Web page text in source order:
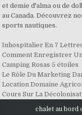
et demie d'alma ou de
au Canada. Découvrez
sports nautiques.
Inhospitalier En 7
Comment Enregistrer
Camping Rosas 5 étoiles
Le Rôle Du Marketing
Location Domaine
Cours Sur La
chalet au bord